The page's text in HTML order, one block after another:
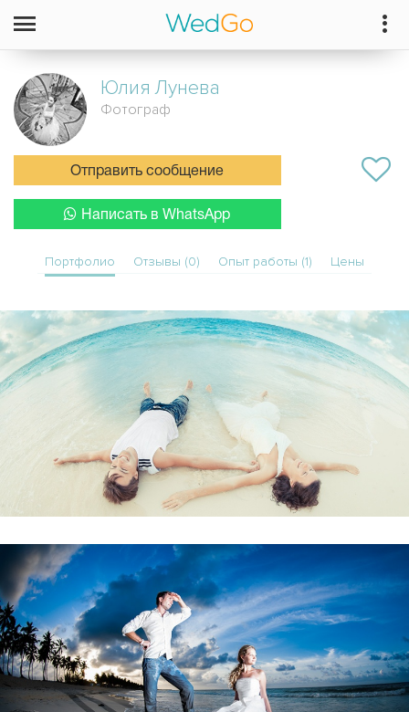
Юлия Лунева
Фотограф
Отправить сообщение
Написать в WhatsApp
Портфолио Отзывы (0) Опыт работы (1) Цены